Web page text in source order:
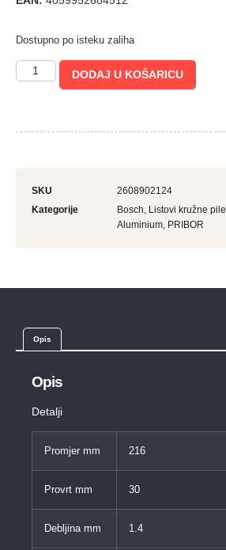
Dostupno po isteku zaliha
DODAJ U KOŠARICU
SKU
2608902124
Kategorije
Bosch Listovi kružne pile
Aluminium PRIBOR
Opis
Opis
Detalji
Promjer mm 216
Provrt mm 30
Debljina mm 1.4